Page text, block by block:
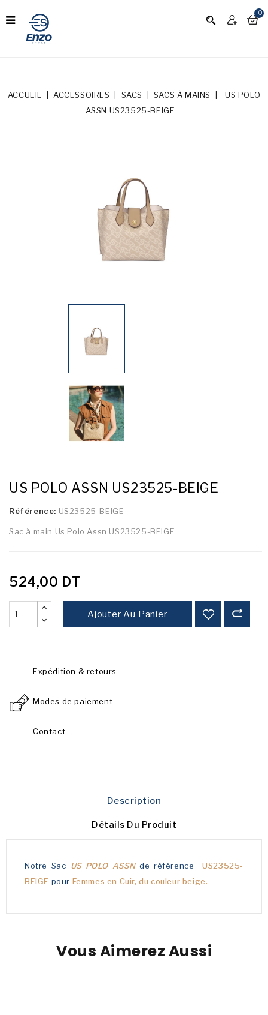
0
ACCUEIL ACCESSOIRES SACS SACS À MAINS
US POLO
ASSN US23525-BEIGE
US POLO ASSN US23525-BEIGE
Référence: US23525-BEIGE
Sac à main Us Polo Assn US23525-BEIGE
524,00 DT
Ajouter Au Panier
Expédition & retours
Modes de paiement
Contact
Description
Détails Du Produit
Notre Sac US POLO ASSNde référenceUS23525-
BEIGE pour Femmes en Cuir,du couleur beige.
Vous Aimerez Aussi